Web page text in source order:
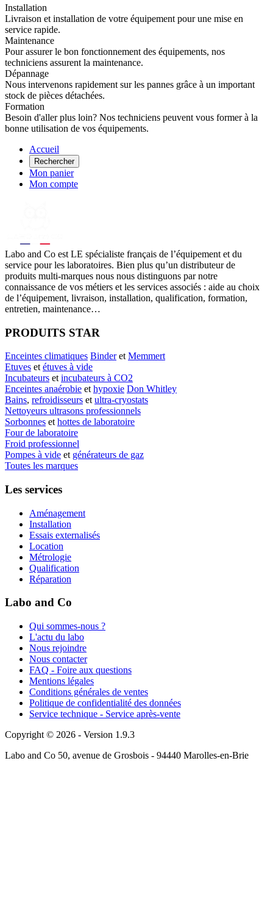
Installation
Livraison et installation de votre équipement pour une mise en
service rapide.
Maintenance
Pour assurer le bon fonctionnement des équipements, nos
techniciens assurent la maintenance.
Dépannage
Nous intervenons rapidement sur les pannes grâce à un important
stock de pièces détachées.
Formation
Besoin d'aller plus loin? Nos techniciens peuvent vous former à la
bonne utilisation de vos équipements.
Accueil
Rechercher
Mon panier
Mon compte
Labo and Co est LE spécialiste français de l’équipement et du
service pour les laboratoires. Bien plus qu’un distributeur de
produits multi-marques nous nous distinguons par notre
connaissance de vos métiers et les services associés : aide au choix
de l’équipement, livraison, installation, qualification, formation,
entretien, maintenance…
PRODUITS STAR
Enceintes climatiques Binderet Memmert
Etuves et étuves à vide
Incubateurs et incubateurs à CO2
Enceintes anaérobie et hypoxie Don Whitley
Bains, refroidisseurs et ultra-cryostats
Nettoyeurs ultrasons professionnels
Sorbonnes et hottes de laboratoire
Four de laboratoire
Froid professionnel
Pompes à vide et générateurs de gaz
Toutes les marques
Les services
Aménagement
Installation
Essais externalisés
Location
Métrologie
Qualification
Réparation
Labo and Co
Qui sommes-nous ?
L'actu du labo
Nous rejoindre
Nous contacter
FAQ - Foire aux questions
Mentions légales
Conditions générales de ventes
Politique de confidentialité des données
Service technique - Service après-vente
Copyright © 2026 - Version 1.9.3
Labo and Co 50, avenue de Grosbois - 94440 Marolles-en-Brie